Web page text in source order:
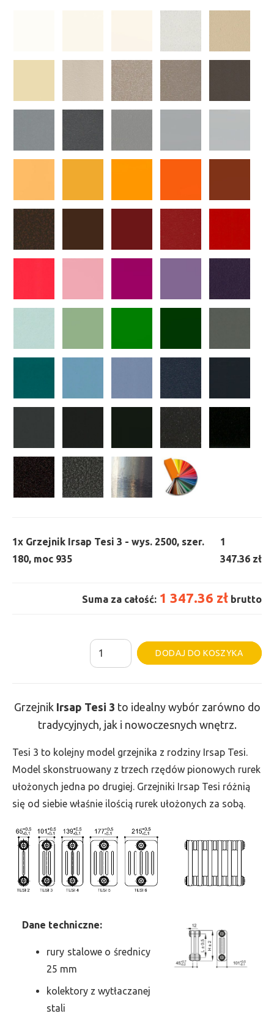
1x Grzejnik Irsap Tesi 3 - wys. 2500, szer.
180, moc 935
1
347.36 zł
Suma za całość: 1 347.36 zł brutto
ilość
Grzejnik
-
wys.
2500,
szer.
180,
935
DODAJ DO KOSZYKA
Grzejnik Irsap Tesi 3 to idealny wybór zarówno do
tradycyjnych, jak i nowoczesnych wnętrz.
Tesi 3 to kolejny model grzejnika z rodziny Irsap Tesi.
Model skonstruowany z trzech rzędów pionowych rurek
ułożonych jedna po drugiej. Grzejniki Irsap Tesi różnią
się od siebie właśnie ilością rurek ułożonych za sobą.
Dane techniczne:
rury stalowe o średnicy
25 mm
kolektory z wytłaczanej
stali